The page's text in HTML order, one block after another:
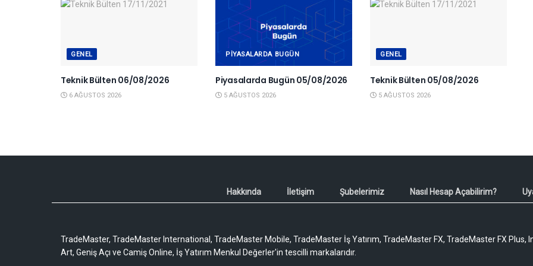
GENEL
Teknik Bülten 06/08/2026
6 AĞUSTOS 2026
PIYASALARDA BUGÜN
Piyasalarda Bugün 05/08/2026
5 AĞUSTOS 2026
GENEL
Teknik Bülten 05/08/2026
5 AĞUSTOS 2026
Hakkında İletişim Şubelerimiz Nasıl Hesap Açabilirim?
TradeMaster, TradeMaster International, TradeMaster Mobile, TradeMaster İş Yatırım, TradeMaster FX, TradeMaster FX Plus,
Art, Geniş Açı ve Camiş Online, İş Yatırım Menkul Değerler'in tescilli markalarıdır.